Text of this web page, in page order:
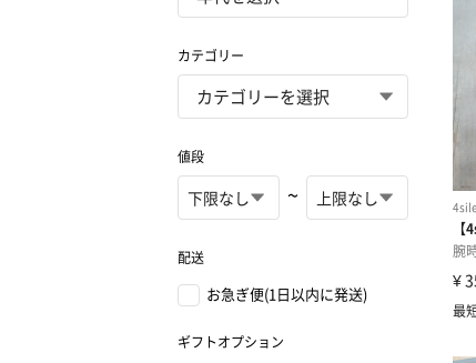
カテゴリー
値段
~
配送
お急ぎ便(1日以内に発送)
ギフトオプション